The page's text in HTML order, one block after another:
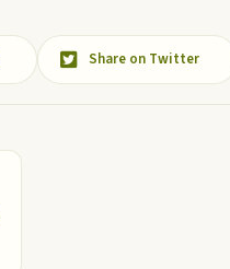
Share on Twitter